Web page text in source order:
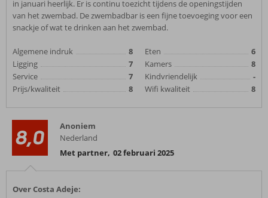
in januari heerlijk. Er is continu toezicht tijdens de openingstijden
van het zwembad. De zwembadbar is een fijne toevoeging voor een
snackje of wat te drinken aan het zwembad.
Algemene indruk
8
Ligging
7
Service
7
Prijs/kwaliteit
8
Eten
6
Kamers
8
Kindvriendelijk
-
Wifi kwaliteit
8
8,0
Anoniem
Nederland
Met partner, 02 februari 2025
Over Costa Adeje: